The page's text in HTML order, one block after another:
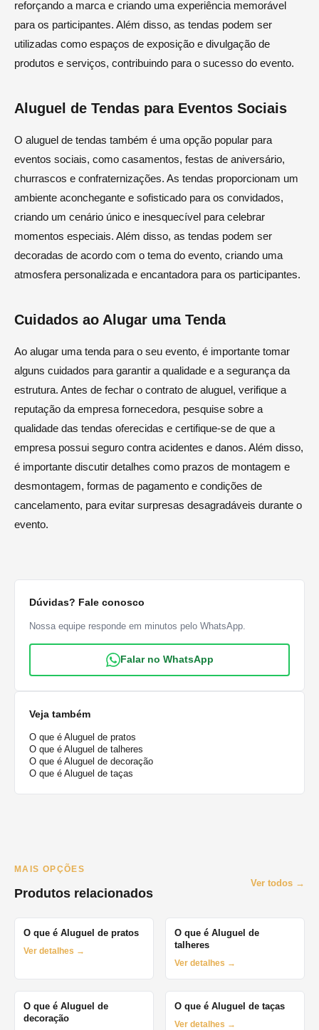
reforçando a marca e criando uma experiência memorável
para os participantes. Além disso, as tendas podem ser
utilizadas como espaços de exposição e divulgação de
produtos e serviços, contribuindo para o sucesso do evento.
Aluguel de Tendas para Eventos Sociais
O aluguel de tendas também é uma opção popular para
eventos sociais, como casamentos, festas de aniversário,
churrascos e confraternizações. As tendas proporcionam um
ambiente aconchegante e sofisticado para os convidados,
criando um cenário único e inesquecível para celebrar
momentos especiais. Além disso, as tendas podem ser
decoradas de acordo com o tema do evento, criando uma
atmosfera personalizada e encantadora para os participantes.
Cuidados ao Alugar uma Tenda
Ao alugar uma tenda para o seu evento, é importante tomar
alguns cuidados para garantir a qualidade e a segurança da
estrutura. Antes de fechar o contrato de aluguel, verifique a
reputação da empresa fornecedora, pesquise sobre a
qualidade das tendas oferecidas e certifique-se de que a
empresa possui seguro contra acidentes e danos. Além disso,
é importante discutir detalhes como prazos de montagem e
desmontagem, formas de pagamento e condições de
cancelamento, para evitar surpresas desagradáveis durante o
evento.
Dúvidas? Fale conosco
Nossa equipe responde em minutos pelo WhatsApp.
Falar no WhatsApp
Veja também
O que é Aluguel de pratos
O que é Aluguel de talheres
O que é Aluguel de decoração
O que é Aluguel de taças
MAIS OPÇÕES
Produtos relacionados
Ver todos →
O que é Aluguel de pratos
Ver detalhes →
O que é Aluguel de
talheres
Ver detalhes →
O que é Aluguel de
decoração
O que é Aluguel de taças
Ver detalhes →